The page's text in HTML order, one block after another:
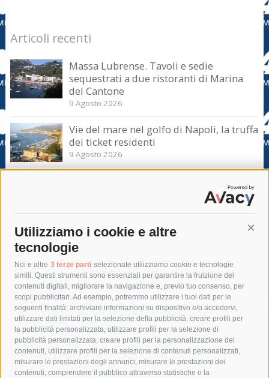
Utilizziamo i cookie e altre
tecnologie
Noi e altre 3 terze parti selezionate utilizziamo cookie e tecnologie
simili. Questi strumenti sono essenziali per garantire la fruizione dei
contenuti digitali, migliorare la navigazione e, previo tuo consenso, per
scopi pubblicitari. Ad esempio, potremmo utilizzare i tuoi dati per le
seguenti finalità: archiviare informazioni su dispositivo e/o accedervi,
utilizzare dati limitati per la selezione della pubblicità, creare profili per
la pubblicità personalizzata, utilizzare profili per la selezione di
pubblicità personalizzata, creare profili per la personalizzazione dei
contenuti, utilizzare profili per la selezione di contenuti personalizzati,
misurare le prestazioni degli annunci, misurare le prestazioni dei
contenuti, comprendere il pubblico attraverso statistiche o la
Articoli recenti
Massa Lubrense. Tavoli e sedie
sequestrati a due ristoranti di Marina
del Cantone
9 Agosto 2026
Vie del mare nel golfo di Napoli, la truffa
dei ticket residenti
9 Agosto 2026
Massa Lubrense. Sicurezza in mare
nell’Amp Punta Campanella, incontro
Tag
acqua allerta meteo
anas
area marina protetta di punta campanella
arresto
Asl Napoli 3 sud
capitaneria di porto capri
carabinieri
castellammare di stabia
circumvesuviana
comune di sorrento
concerto
contagi